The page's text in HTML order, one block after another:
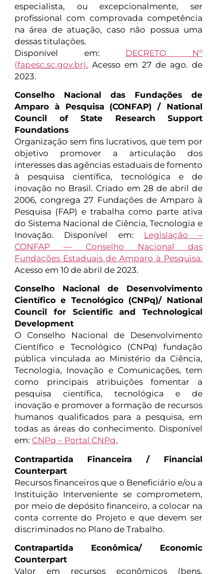
especialista, ou excepcionalmente, ser
profissional com comprovada competência
na área de atuação, caso não possua uma
dessas titulações.
Disponível em: DECRETO Nº
(fapesc.sc.gov.br). Acesso em 27 de ago. de
2023.
Conselho Nacional das Fundações de
Amparo à Pesquisa (CONFAP) / National
Council of State Research Support
Foundations
Organização sem fins lucrativos, que tem por
objetivo promover a articulação dos
interesses das agências estaduais de fomento
à pesquisa científica, tecnológica e de
inovação no Brasil. Criado em 28 de abril de
2006, congrega 27 Fundações de Amparo à
Pesquisa (FAP) e trabalha como parte ativa
do Sistema Nacional de Ciência, Tecnologia e
Inovação. Disponível em:
Legislação –
CONFAP — Conselho Nacional das
Fundações Estaduais de Amparo à Pesquisa.
Acesso em 10 de abril de 2023.
Conselho Nacional de Desenvolvimento
Científico e Tecnológico (CNPq)/ National
Council for Scientific and Technological
Development
O Conselho Nacional de Desenvolvimento
Científico e Tecnológico (CNPq) fundação
pública vinculada ao Ministério da Ciência,
Tecnologia, Inovação e Comunicações, tem
como principais atribuições fomentar a
pesquisa científica, tecnológica e de
inovação e promover a formação de recursos
humanos qualificados para a pesquisa, em
todas as áreas do conhecimento. Disponível
em: CNPq – Portal CNPq.
Contrapartida Financeira / Financial
Counterpart
Recursos financeiros que o Beneficiário e/ou a
Instituição Interveniente se comprometem,
por meio de depósito financeiro, a colocar na
conta corrente do Projeto e que devem ser
discriminados no Plano de Trabalho.
Contrapartida Econômica/ Economic
Counterpart
Valor em recursos econômicos (bens,